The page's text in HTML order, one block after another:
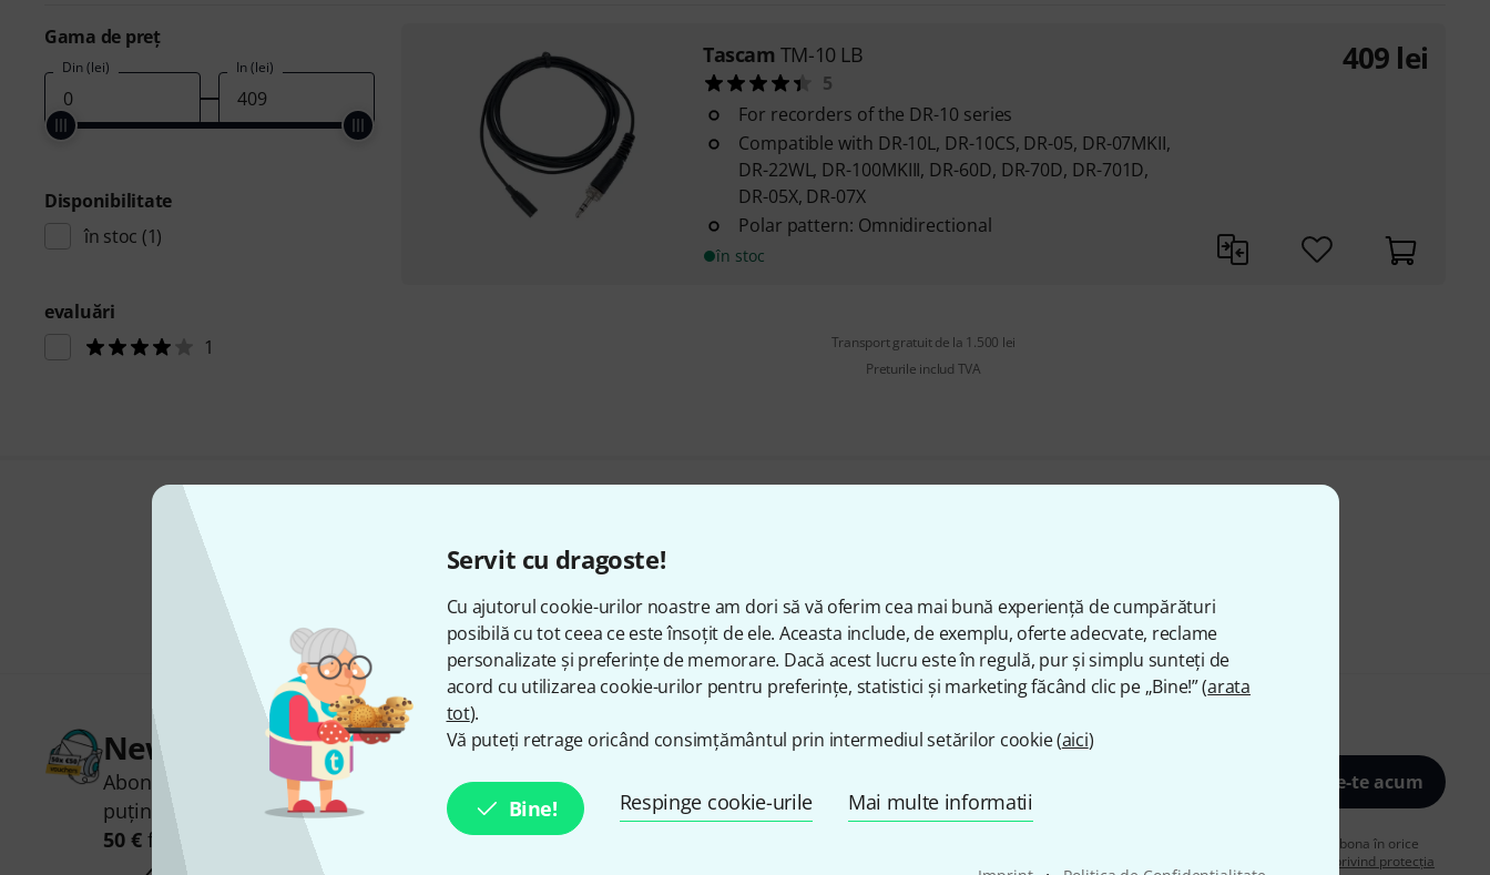
Servit cu dragoste!
Cu ajutorul cookie-urilor noastre am dori să vă oferim cea mai bună experiență de cumpărături
posibilă cu tot ceea ce este însoțit de ele. Aceasta include, de exemplu, oferte adecvate, reclame
personalizate și preferințe de memorare. Dacă acest lucru este în regulă, pur și simplu sunteți de
acord cu utilizarea cookie-urilor pentru preferințe, statistici și marketing făcând clic pe „Bine!” (arata
tot).
Vă puteți retrage oricând consimțământul prin intermediul setărilor cookie (aici)
Bine! Respinge cookie-urile Mai multe informatii
Gama de preţ
Din (lei) În (lei)
Disponibilitate
în stoc (1)
evaluări
1
Tascam TM-10 LB
5
For recorders of the DR-10 series
Compatible with DR-10L, DR-10CS, DR-05, DR-07MKII,
DR-22WL, DR-100MKIII, DR-60D, DR-70D, DR-701D,
DR-05X, DR-07X
Polar pattern: Omnidirectional
în stoc
409 lei
Transport gratuit de la 1.500 lei
Preturile includ TVA
Newsletter Thomann
Abonați-vă la buletinul informativ Thomann în limba engleză și, cu
puțin noroc, puteți câștiga unul dintre
50 voucherele
în valoare de
50 €fiecare!
Înscrie-te acum
Făcând clic pe „Înscrie-te acum”, sunteți de acord să primiți publicitate prin e-mail. Vă puteți dezabona în orice
regulamentul nostru privind protecția